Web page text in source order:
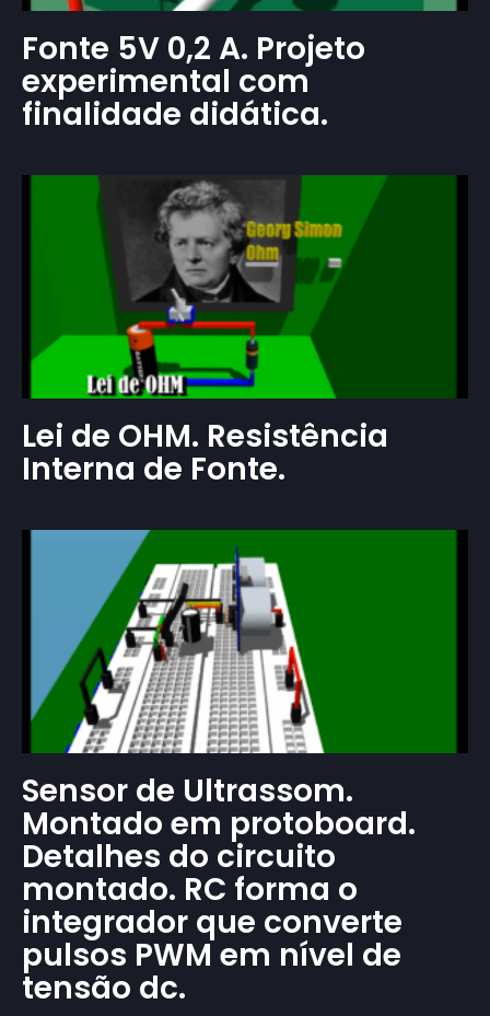
Fonte 5V 0,2 A. Projeto
experimental com
finalidade didática.
Lei de OHM. Resistência
Interna de Fonte.
Sensor de Ultrassom.
Montado em protoboard.
Detalhes do circuito
montado. RC forma o
integrador que converte
pulsos PWM em nível de
tensão dc.